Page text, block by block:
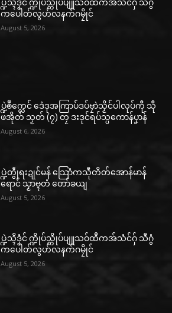
ပ္ဍဲသ္ၚိဒၟံင် က္ဍိုပ်သ္ကိုပ်ပျူသဝ်ထဳကအ်သံင်ဂှ် သီဂွံ
ကပေါတ်လွဟ်လနက်ဂမၠိုင်
August 5, 2026
ပ္ဍဲၜဳက္လေင် ဒေံဒုအကြာပ်ဒပ်ဗၠာဲသၟိင်ပါလုပ်ကီု သီု
ဖအိုတ် သၟတ် (၇) တၠ ဒးဒုင်ရပ်သ္ပကောန်ပၞာန်
August 6, 2026
ပ္ဍဲတွဵုရးဍုင်မန် သြောံကသီုတိတ်အောန်မာန်
ရောင် သၟာဗ္ၚတံ တော်ခယျ
August 5, 2026
ပ္ဍဲသ္ၚိဒၟံင် က္ဍိုပ်သ္ကိုပ်ပျူသဝ်ထဳကအ်သံင်ဂှ် သီဂွံ
ကပေါတ်လွဟ်လနက်ဂမၠိုင်
August 5, 2026